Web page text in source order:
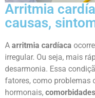
Arritmia
causas,
A arritmia cardíaca
irregular. Ou seja, mais
desarmonia. Essa
fatores, como problemas
hormonais, comorbidades